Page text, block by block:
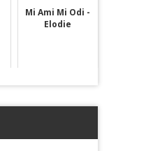
Mi Ami Mi Odi -
Elodie